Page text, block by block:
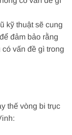
kỹ thuật sẽ cung
đảm bảo rằng
vấn đề gì trong
thế vòng bi trục